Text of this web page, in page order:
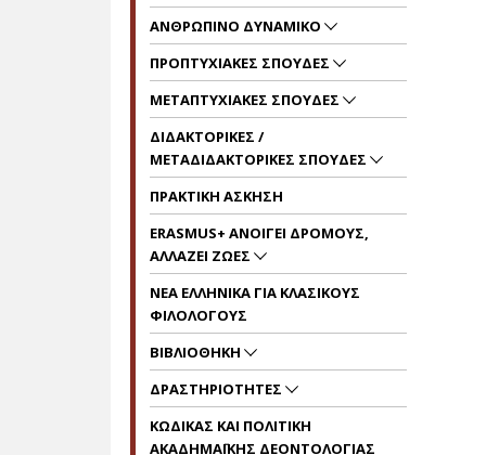
ΑΝΘΡΩΠΙΝΟ ΔΥΝΑΜΙΚΟ
ΠΡΟΠΤΥΧΙΑΚΕΣ ΣΠΟΥΔΕΣ
ΜΕΤΑΠΤΥΧΙΑΚΕΣ ΣΠΟΥΔΕΣ
ΔΙΔΑΚΤΟΡΙΚΕΣ /
MΕΤΑΔΙΔΑΚΤΟΡΙΚΕΣ ΣΠΟΥΔΕΣ
ΠΡΑΚΤΙΚΗ ΑΣΚΗΣΗ
ERASMUS+ ΑΝΟΙΓΕΙ ΔΡΟΜΟΥΣ,
ΑΛΛΑΖΕΙ ΖΩΕΣ
ΝΕΑ ΕΛΛΗΝΙΚΑ ΓΙΑ ΚΛΑΣΙΚΟΥΣ
ΦΙΛΟΛΟΓΟΥΣ
ΒΙΒΛΙΟΘΗΚΗ
ΔΡΑΣΤΗΡΙΟΤΗΤΕΣ
KΩΔΙΚΑΣ ΚΑΙ ΠΟΛΙΤΙΚΗ
ΑΚΑΔΗΜΑΪΚΗΣ ΔΕΟΝΤΟΛΟΓΙΑΣ